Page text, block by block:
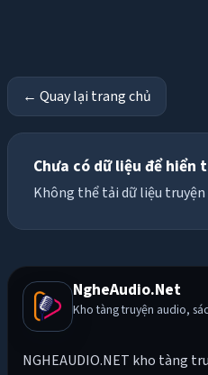
← Quay lại trang chủ
Chưa có dữ liệu để hiển
Không thể tải dữ liệu
NgheAudio.Net
Kho tàng truyện audio,
NGHEAUDIO.NET kho tàng